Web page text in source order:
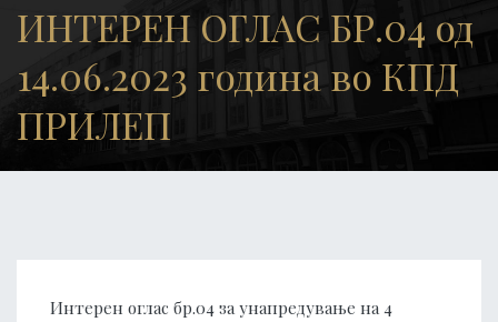
ИНТЕРЕН ОГЛАС БР.04 од
14.06.2023 година во КПД
ПРИЛЕП
Интерен оглас бр.04 за унапредување на 4